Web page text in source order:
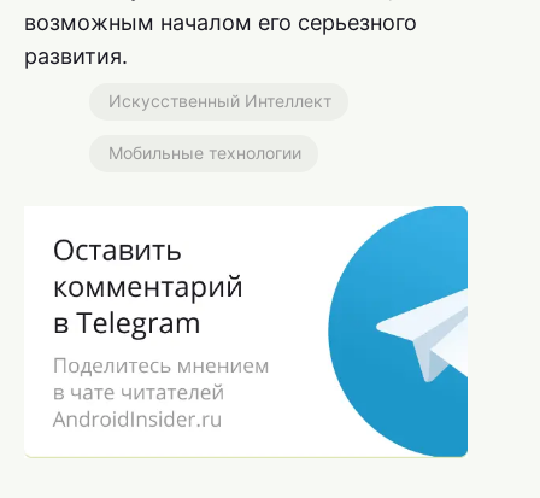
возможным началом его серьезного
развития.
Искусственный Интеллект
Мобильные технологии